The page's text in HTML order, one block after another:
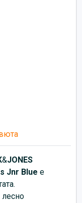
&JONES
Jnr Blue е
лесно